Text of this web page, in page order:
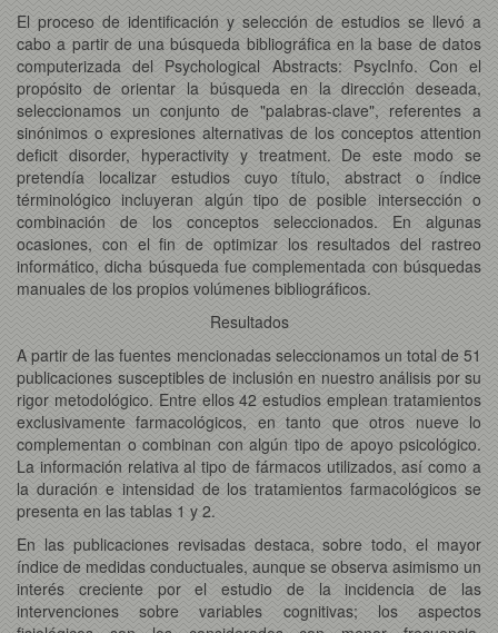
El proceso de identificación y selección de estudios se llevó a
cabo a partir de una búsqueda bibliográfica en la base de datos
computerizada del Psychological Abstracts: PsycInfo. Con el
propósito de orientar la búsqueda en la dirección deseada,
seleccionamos un conjunto de "palabras-clave", referentes a
sinónimos o expresiones alternativas de los conceptos attention
deficit disorder, hyperactivity y treatment. De este modo se
pretendía localizar estudios cuyo título, abstract o índice
términológico incluyeran algún tipo de posible intersección o
combinación de los conceptos seleccionados. En algunas
ocasiones, con el fin de optimizar los resultados del rastreo
informático, dicha búsqueda fue complementada con búsquedas
manuales de los propios volúmenes bibliográficos.
Resultados
A partir de las fuentes mencionadas seleccionamos un total de 51
publicaciones susceptibles de inclusión en nuestro análisis por su
rigor metodológico. Entre ellos 42 estudios emplean tratamientos
exclusivamente farmacológicos, en tanto que otros nueve lo
complementan o combinan con algún tipo de apoyo psicológico.
La información relativa al tipo de fármacos utilizados, así como a
la duración e intensidad de los tratamientos farmacológicos se
presenta en las tablas 1 y 2.
En las publicaciones revisadas destaca, sobre todo, el mayor
índice de medidas conductuales, aunque se observa asimismo un
interés creciente por el estudio de la incidencia de las
intervenciones sobre variables cognitivas; los aspectos